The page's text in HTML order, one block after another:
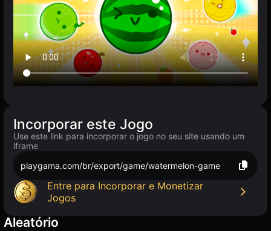
Incorporar este Jogo
Use este link para incorporar o jogo no seu site usando um
iframe
playgama.com/br/export/game/watermelon-game
Entre para Incorporar e Monetizar
Jogos
Aleatório